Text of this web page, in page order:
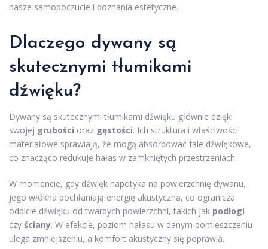
nasze samopoczucie i doznania estetyczne.
Dlaczego dywany są
skutecznymi tłumikami
dźwięku?
Dywany są skutecznymi tłumikami dźwięku głównie dzięki
swojej grubości oraz gęstości. Ich struktura i właściwości
materiałowe sprawiają, że mogą absorbować fale dźwiękowe,
co znacząco redukuje hałas w zamkniętych przestrzeniach.
W momencie, gdy dźwięk napotyka na powierzchnię dywanu,
jego włókna pochłaniają energię akustyczną, co ogranicza
odbicie dźwięku od twardych powierzchni, takich jak podłogi
czy ściany. W efekcie, poziom hałasu w danym pomieszczeniu
ulega zmniejszeniu, a komfort akustyczny się poprawia.